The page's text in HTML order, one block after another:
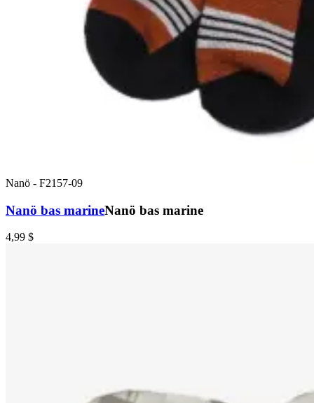
Nanö - F2157-09
Nanö bas marineNanö bas marine
4,99 $